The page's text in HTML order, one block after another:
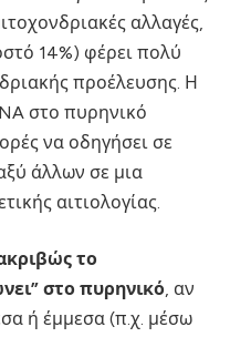
αλλαγές,
14%) φέρει πολύ
προέλευσης. Η
στο πυρηνικό
να οδηγήσει σε
άλλων σε μια
αιτιολογίας.
το
στο πυρηνικό, αν
ή έμμεσα (π.χ. μέσω